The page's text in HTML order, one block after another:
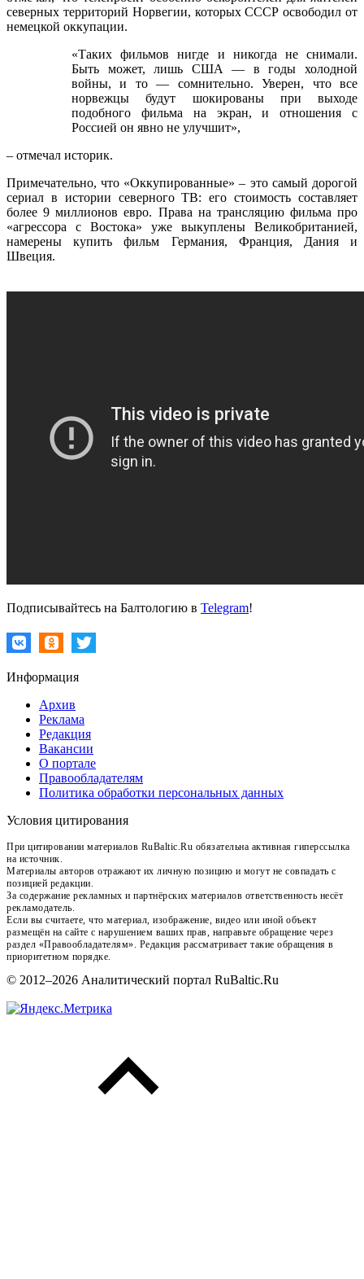
северных территорий Норвегии, которых СССР освободил от
немецкой оккупации.
«Таких фильмов нигде и никогда не снимали.
Быть может, лишь США — в годы холодной
войны, и то — сомнительно. Уверен, что все
норвежцы будут шокированы при выходе
подобного фильма на экран, и отношения с
Россией он явно не улучшит»,
– отмечал историк.
Примечательно, что «Оккупированные» – это самый дорогой
сериал в истории северного ТВ: его стоимость составляет
более 9 миллионов евро. Права на трансляцию фильма про
«агрессора с Востока» уже выкуплены Великобританией,
намерены купить фильм Германия, Франция, Дания и
Швеция.
Подписывайтесь на Балтологию в Telegram!
Информация
Архив
Реклама
Редакция
Вакансии
О портале
Правообладателям
Политика обработки персональных данных
Условия цитирования
При цитировании материалов RuBaltic.Ru обязательна активная гиперссылка
на источник.
Материалы авторов отражают их личную позицию и могут не совпадать с
позицией редакции.
За содержание рекламных и партнёрских материалов ответственность несёт
рекламодатель.
Если вы считаете, что материал, изображение, видео или иной объект
размещён на сайте с нарушением ваших прав, направьте обращение через
раздел «Правообладателям». Редакция рассматривает такие обращения в
приоритетном порядке.
© 2012–2026 Аналитический портал RuBaltic.Ru